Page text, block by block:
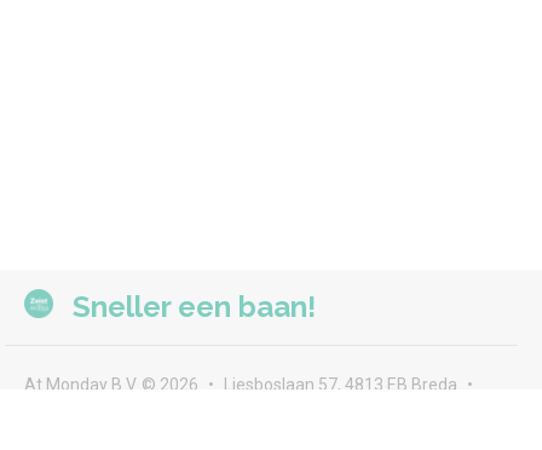
Sneller een baan!
At Monday B.V. © 2026
Liesboslaan 57, 4813 EB Breda